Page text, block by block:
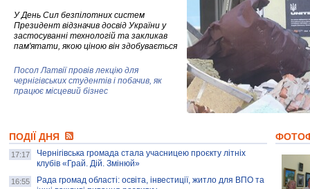
У День Сил безпілотних систем
Президент відзначив досвід України у
застосуванні технологій та закликав
пам'ятати, якою ціною він здобувається
Посол Латвії провів лекцію для
чернігівських студентів і побачив, як
працює місцевий бізнес
колекцію про війну, емоції та тварин
AB InBev Efes Україна підтримала
ПОДІЇ ДНЯ
17:17
Чернігівська громада стала учасницею проєкту літніх
клубів «Грай. Дій. Змінюй»
16:55
Рада громад області: освіта, інвестиції, житло для ВПО та